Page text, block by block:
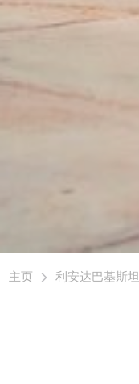
主页 利安达巴基斯坦